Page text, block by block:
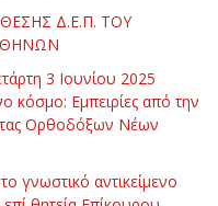
Δ.Ε.Π. ΤΟΥ
3 Ιουνίου 2025
κόσμο: Εμπειρίες από την
Ορθοδόξων Νέων
γνωστικό αντικείμενο